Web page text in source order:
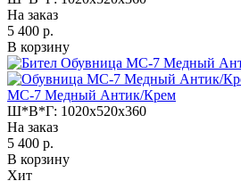
На заказ
5 400 р.
В корзину
МС-7 Медный Антик/Крем
Ш*В*Г: 1020x520x360
На заказ
5 400 р.
В корзину
Хит